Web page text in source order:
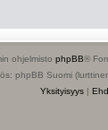
ohjelmisto phpBB®
phpBB Suomi
Yksityisyys |